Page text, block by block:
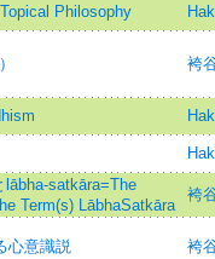
Philosophy
袴
lābha-satkāra=The
Term(s) LābhaSatkāra
袴
心意識説 袴